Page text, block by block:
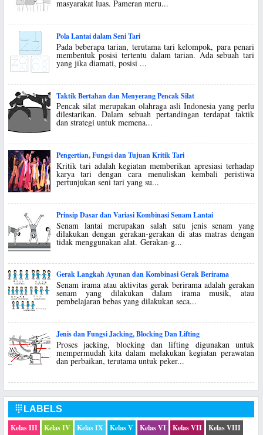
masyarakat luas. Pameran meru...
Pola Lantai dalam Seni Tari
Pada beberapa tarian, terutama tari kelompok, para penari
membentuk posisi tertentu dalam tarian. Ada sebuah tari
yang jika diamati, posisi ...
Taktik Bertahan dan Menyerang Pencak Silat
Pencak silat merupakan olahraga asli Indonesia yang perlu
dilestarikan. Dalam sebuah pertandingan terdapat taktik
dan strategi untuk memena...
Pengertian, Fungsi dan Tujuan Kritik Tari
Kritik tari adalah kegiatan memberikan apresiasi terhadap
karya tari dengan cara menuliskan kembali peristiwa
pertunjukan seni tari yang su...
Prinsip Dasar dan Variasi Kombinasi Senam Lantai
Senam lantai merupakan salah satu jenis senam yang
dilakukan dengan gerakan-gerakan di atas matras dengan
tidak menggunakan alat. Gerakan-g...
Gerak Langkah Ayunan dan Kombinasi Gerak Berirama
Senam irama atau aktivitas gerak berirama adalah gerakan
senam yang dilakukan dalam irama musik, atau
pembelajaran bebas yang dilakukan seca...
Jenis dan Fungsi Jacking, Blocking Dan Lifting
Proses jacking, blocking dan lifting digunakan untuk
mempermudah kita dalam melakukan kegiatan perawatan
dan perbaikan, terutama untuk peker...
 LABELS
Kelas III
Kelas IV Kelas IX Kelas V Kelas VI Kelas VII Kelas VIII